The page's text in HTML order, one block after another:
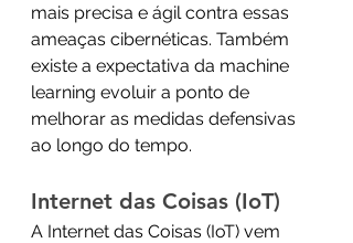
mais precisa e ágil contra essas
ameaças cibernéticas. Também
existe a expectativa da machine
learning evoluir a ponto de
melhorar as medidas defensivas
ao longo do tempo.
Internet das Coisas (IoT)
A Internet das Coisas (IoT) vem